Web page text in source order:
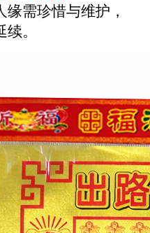
缘需珍惜与维护，
。